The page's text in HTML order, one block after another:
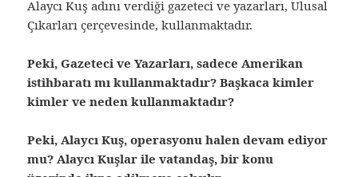
Alaycı Kuş adını verdiği gazeteci ve yazarları, Ulusal
Çıkarları çerçevesinde, kullanmaktadır.
Peki, Gazeteci ve Yazarları, sadece Amerikan
istihbaratı mı kullanmaktadır? Başkaca kimler
kimler ve neden kullanmaktadır?
Peki, Alaycı Kuş, operasyonu halen devam ediyor
mu? Alaycı Kuşlar ile vatandaş, bir konu